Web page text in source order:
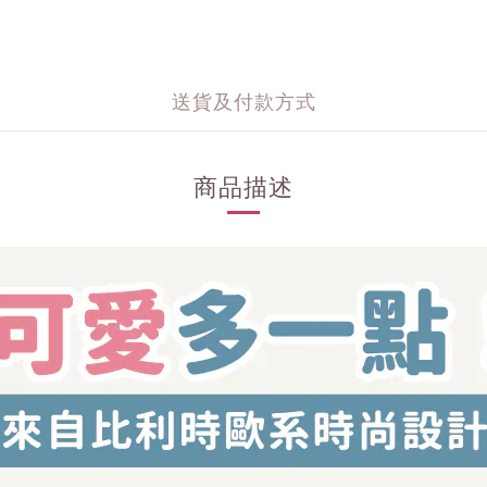
送貨及付款方式
商品描述